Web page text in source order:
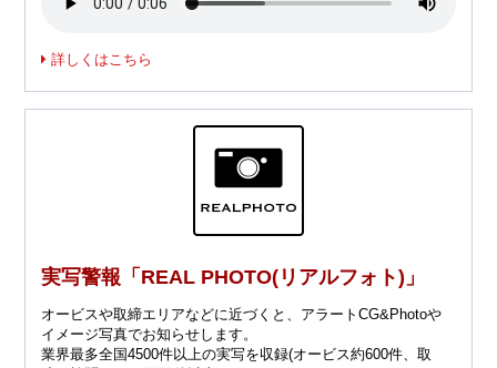
詳しくはこちら
実写警報「REAL PHOTO(リアルフォト)」
オービスや取締エリアなどに近づくと、アラートCG&Photoや
イメージ写真でお知らせします。
業界最多全国4500件以上の実写を収録(オービス約600件、取